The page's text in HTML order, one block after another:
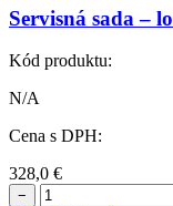
Servisná sada –
Kód produktu:
N/A
Cena s DPH:
328,0 €
−